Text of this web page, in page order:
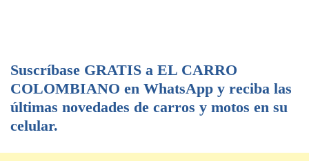
Suscríbase GRATIS a EL CARRO
COLOMBIANO en WhatsApp y reciba las
últimas novedades de carros y motos en su
celular.